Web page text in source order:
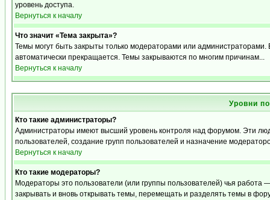
уровень доступа.
Вернуться к началу
Что значит «Тема закрыта»?
Темы могут быть закрыты только модераторами или
автоматически прекращается. Темы закрываются по многим причинам...
Вернуться к началу
Уровни
Кто такие администраторы?
Администраторы имеют высший уровень контроля над форумом. Эти
пользователей, создание групп пользователей и назначение
Вернуться к началу
Кто такие модераторы?
Модераторы это пользователи (или группы пользователей) чья
закрывать и вновь открывать темы, перемещать и разделять темы в